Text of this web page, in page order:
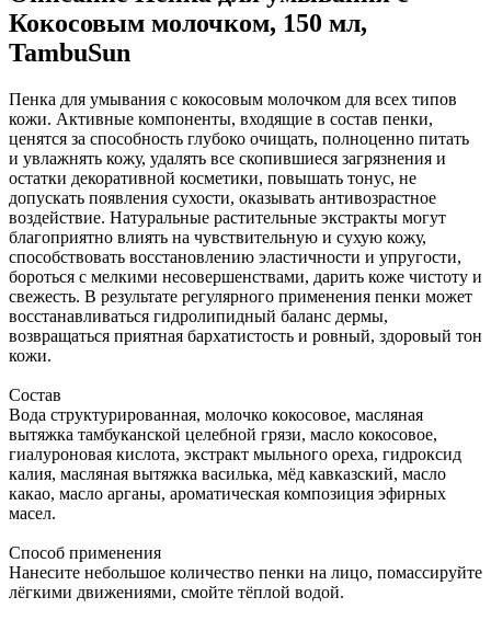
Кокосовым молочком, 150 мл,
TambuSun
Пенка для умывания с кокосовым молочком для всех типов
кожи. Активные компоненты, входящие в состав пенки,
ценятся за способность глубоко очищать, полноценно питать
и увлажнять кожу, удалять все скопившиеся загрязнения и
остатки декоративной косметики, повышать тонус, не
допускать появления сухости, оказывать антивозрастное
воздействие. Натуральные растительные экстракты могут
благоприятно влиять на чувствительную и сухую кожу,
способствовать восстановлению эластичности и упругости,
бороться с мелкими несовершенствами, дарить коже чистоту и
свежесть. В результате регулярного применения пенки может
восстанавливаться гидролипидный баланс дермы,
возвращаться приятная бархатистость и ровный, здоровый тон
кожи.
Состав
Вода структурированная, молочко кокосовое, масляная
вытяжка тамбуканской целебной грязи, масло кокосовое,
гиалуроновая кислота, экстракт мыльного ореха, гидроксид
калия, масляная вытяжка василька, мёд кавказский, масло
какао, масло арганы, ароматическая композиция эфирных
масел.
Способ применения
Нанесите небольшое количество пенки на лицо, помассируйте
лёгкими движениями, смойте тёплой водой.